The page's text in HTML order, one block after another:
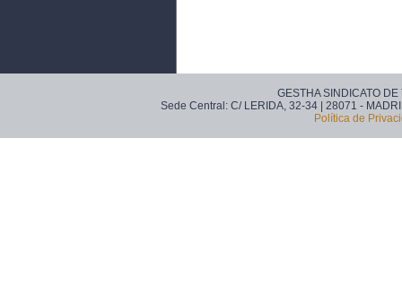
GESTHA SINDICATO
Sede Central: C/ LERIDA, 32-34 | 28071 -
Política de